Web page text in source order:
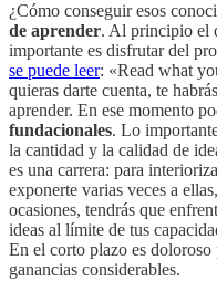
¿Cómo conseguir esos
de aprender. Al principio el
importante es disfrutar del
se puede leer: «Read what
quieras darte cuenta, te
aprender. En ese momento
fundacionales. Lo
la cantidad y la calidad de
es una carrera: para
exponerte varias veces a
ocasiones, tendrás que
ideas al límite de tus
En el corto plazo es
ganancias considerables.